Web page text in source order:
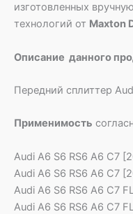
изготовленных
технологий от Maxton
Описание данного
Передний сплиттер
Применимость
Audi A6 S6 RS6 A6 C7
Audi A6 S6 RS6 A6 C7
Audi A6 S6 RS6 A6 C7
Audi A6 S6 RS6 A6 C7